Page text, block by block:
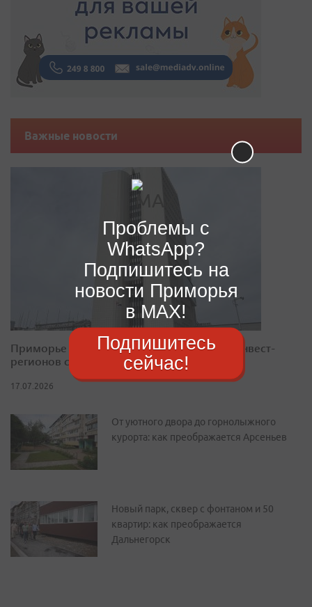
Важные новости
Приморье закрепилось в десятке лучших инвест-
регионов страны
17.07.2026
От уютного двора до горнолыжного
курорта: как преображается Арсеньев
Новый парк, сквер с фонтаном и 50
квартир: как преображается
Дальнегорск
Проблемы с
WhatsApp?
Подпишитесь на
новости Приморья
в MAX!
Подпишитесь
сейчас!